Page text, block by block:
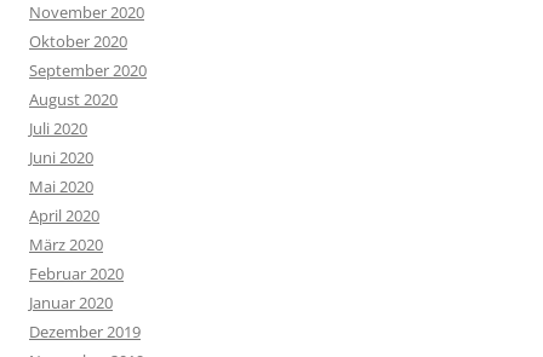
November 2020
Oktober 2020
September 2020
August 2020
Juli 2020
Juni 2020
Mai 2020
April 2020
März 2020
Februar 2020
Januar 2020
Dezember 2019